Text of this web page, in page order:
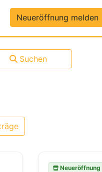
Daten
Neueröffnung melden
Suchen
Neueröffnung